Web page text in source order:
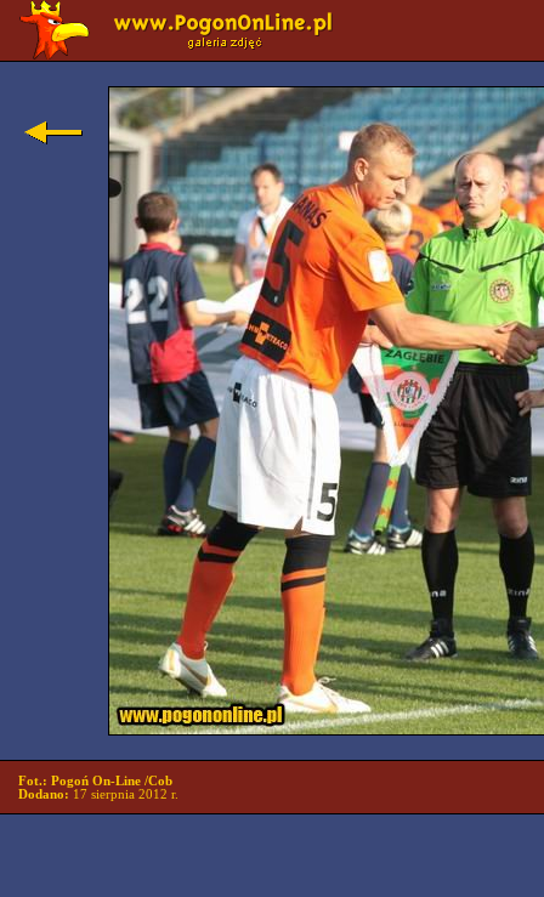
Fot.: Pogoń On-Line /Cob
Dodano: 17 sierpnia 2012 r.